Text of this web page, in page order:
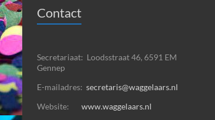
Contact
Secretariaat: Loodsstraat 46, 6591 EM
Gennep
E-mailadres: secretaris@waggelaars.nl
Website: www.waggelaars.nl